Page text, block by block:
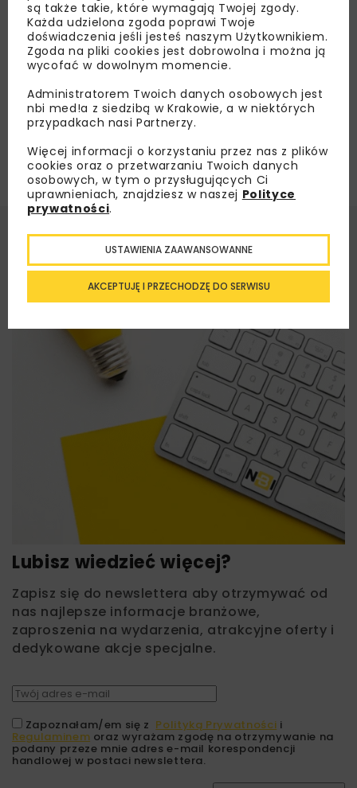
Załaduj więcej...
Lubisz wiedzieć więcej?
Zapisz się do newslettera aby otrzymywać od
nas najlepsze informacje branżowe,
zaproszenia na wydarzenia, atrakcyjne oferty i
dedykowane akcje specjalne.
Zapoznałam/em się z Polityką Prywatności i
Regulaminem oraz wyrażam zgodę na otrzymywanie na
podany przeze mnie adres e-mail korespondencji
handlowej w postaci newslettera.
są także takie, które wymagają Twojej zgody.
Każda udzielona zgoda poprawi Twoje
doświadczenia jeśli jesteś naszym Użytkownikiem.
Zgoda na pliki cookies jest dobrowolna i można ją
wycofać w dowolnym momencie.
Administratorem Twoich danych osobowych jest
nbi med!a z siedzibą w Krakowie, a w niektórych
przypadkach nasi Partnerzy.
Więcej informacji o korzystaniu przez nas z plików
cookies oraz o przetwarzaniu Twoich danych
osobowych, w tym o przysługujących Ci
uprawnieniach, znajdziesz w naszej Polityce
prywatności.
AKCEPTUJĘ I PRZECHODZĘ DO SERWISU
USTAWIENIA ZAAWANSOWANNE